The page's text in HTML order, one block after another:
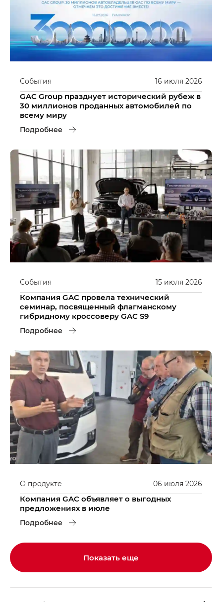
16 июля 2026
События
GAC Group празднует исторический рубеж в
30 миллионов проданных автомобилей по
всему миру
Подробнее
15 июля 2026
События
Компания GAC провела технический
семинар, посвященный флагманскому
гибридному кроссоверу GAC S9
Подробнее
06 июля 2026
О продукте
Компания GAC объявляет о выгодных
предложениях в июле
Подробнее
Показать еще